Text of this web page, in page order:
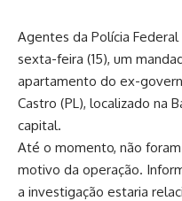
Agentes da Polícia
sexta-feira (15), um
apartamento do ex-
Castro (PL), localizado na
capital.
Até o momento, não
motivo da operação.
a investigação estaria